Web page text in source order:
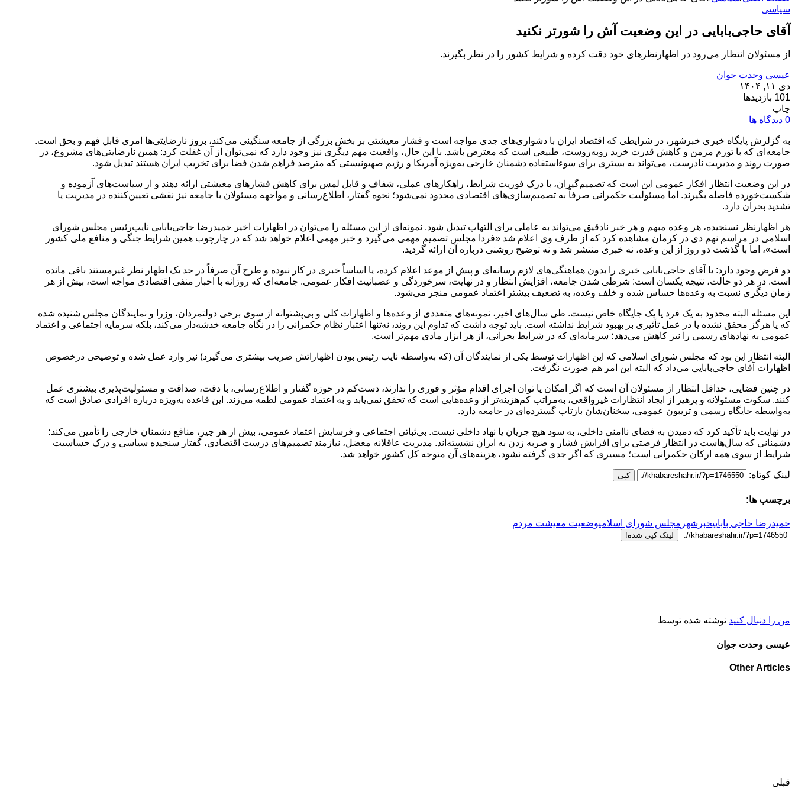
سیاسی
آقای حاجی‌بابایی در این وضعیت آش را شورتر نکنید
از مسئولان انتظار می‌رود در اظهارنظرهای خود دقت کرده و شرایط کشور را در نظر بگیرند.
عیسی وحدت جوان
دی ۱۱, ۱۴۰۴
101 بازدیدها
چاپ
0 دیدگاه ها
به گزلرش پایگاه خبری خبرشهر، در شرایطی که اقتصاد ایران با دشواری‌های جدی مواجه است و فشار معیشتی بر بخش بزرگی از جامعه سنگینی می‌کند، بروز نارضایتی‌ها امری قابل فهم و بحق است.
جامعه‌ای که با تورم مزمن و کاهش قدرت خرید روبه‌روست، طبیعی است که معترض باشد. با این حال، واقعیت مهم‌ دیگری نیز وجود دارد که نمی‌توان از آن غفلت کرد: همین نارضایتی‌های مشروع، در
صورت روند و مدیریت نادرست، می‌تواند به بستری برای سوءاستفاده دشمنان خارجی به‌ویژه آمریکا و رژیم صهیونیستی که مترصد فراهم شدن فضا برای تخریب ایران هستند تبدیل شود.
در این وضعیت انتظار افکار عمومی این است که تصمیم‌گیران، با درک فوریت شرایط، راهکارهای عملی، شفاف و قابل لمس برای کاهش فشارهای معیشتی ارائه دهند و از سیاست‌های آزموده و
شکست‌خورده فاصله بگیرند. اما مسئولیت حکمرانی صرفاً به تصمیم‌سازی‌های اقتصادی محدود نمی‌شود؛ نحوه گفتار، اطلاع‌رسانی و مواجهه مسئولان با جامعه نیز نقشی تعیین‌کننده در مدیریت یا
تشدید بحران دارد.
هر اظهارنظر نسنجیده، هر وعده مبهم و هر خبر نادقیق می‌تواند به عاملی برای التهاب تبدیل شود. نمونه‌ای از این مسئله را می‌توان در اظهارات اخیر حمیدرضا حاجی‌بابایی نایب‌رئیس مجلس شورای
اسلامی در مراسم نهم دی در کرمان مشاهده کرد که از طرف وی اعلام شد «فردا مجلس تصمیم مهمی می‌گیرد و خبر مهمی اعلام خواهد شد که در چارچوب همین شرایط جنگی و منافع ملی کشور
است»، اما با گذشت دو روز از این وعده، نه خبری منتشر شد و نه توضیح روشنی درباره آن ارائه گردید.
دو فرض وجود دارد: یا آقای حاجی‌بابایی خبری را بدون هماهنگی‌های لازم رسانه‌ای و پیش از موعد اعلام کرده، یا اساساً خبری در کار نبوده و طرح آن صرفاً در حد یک اظهار نظر غیرمستند باقی مانده
است. در هر دو حالت، نتیجه یکسان است: شرطی شدن جامعه، افزایش انتظار و در نهایت، سرخوردگی و عصبانیت افکار عمومی. جامعه‌ای که روزانه با اخبار منفی اقتصادی مواجه است، بیش از هر
زمان دیگری نسبت به وعده‌ها حساس شده و خلف وعده، به تضعیف بیشتر اعتماد عمومی منجر می‌شود.
این مسئله البته محدود به یک فرد یا یک جایگاه خاص نیست. طی سال‌های اخیر، نمونه‌های متعددی از وعده‌ها و اظهارات کلی و بی‌پشتوانه از سوی برخی دولتمردان، وزرا و نمایندگان مجلس شنیده شده
که یا هرگز محقق نشده یا در عمل تأثیری بر بهبود شرایط نداشته است. باید توجه داشت که تداوم این روند، نه‌تنها اعتبار نظام حکمرانی را در نگاه جامعه خدشه‌دار می‌کند، بلکه سرمایه اجتماعی و اعتماد
عمومی به نهادهای رسمی را نیز کاهش می‌دهد؛ سرمایه‌ای که در شرایط بحرانی، از هر ابزار مادی مهم‌تر است.
البته انتظار این بود که مجلس شورای اسلامی که این اظهارات توسط یکی از نمایندگان آن (که به‌واسطه نایب رئیس بودن اظهاراتش ضریب بیشتری می‌گیرد) نیز وارد عمل شده و توضیحی درخصوص
اظهارات آقای حاجی‌بابایی می‌داد که البته این امر هم صورت نگرفت.
در چنین فضایی، حداقل انتظار از مسئولان آن است که اگر امکان یا توان اجرای اقدام مؤثر و فوری را ندارند، دست‌کم در حوزه گفتار و اطلاع‌رسانی، با دقت، صداقت و مسئولیت‌پذیری بیشتری عمل
کنند. سکوت مسئولانه و پرهیز از ایجاد انتظارات غیرواقعی، به‌مراتب کم‌هزینه‌تر از وعده‌هایی است که تحقق نمی‌یابد و به اعتماد عمومی لطمه می‌زند. این قاعده به‌ویژه درباره افرادی صادق است که
به‌واسطه جایگاه رسمی و تریبون عمومی، سخنان‌شان بازتاب گسترده‌ای در جامعه دارد.
در نهایت باید تأکید کرد که دمیدن به فضای ناامنی داخلی، به سود هیچ جریان یا نهاد داخلی نیست. بی‌ثباتی اجتماعی و فرسایش اعتماد عمومی، بیش از هر چیز، منافع دشمنان خارجی را تأمین می‌کند؛
دشمنانی که سال‌هاست در انتظار فرصتی برای افزایش فشار و ضربه زدن به ایران نشسته‌اند. مدیریت عاقلانه معضل، نیازمند تصمیم‌های درست اقتصادی، گفتار سنجیده سیاسی و درک حساسیت
شرایط از سوی همه ارکان حکمرانی است؛ مسیری که اگر جدی گرفته نشود، هزینه‌های آن متوجه کل کشور خواهد شد.
لینک کوتاه: کپی
برچسب ها:
حمیدرضا حاجی باباییخبرشهر مجلس شورای اسلامیوضعیت معیشت مردم
لینک کپی شده!
من را دنبال کنید نوشته شده توسط
عیسی وحدت جوان
Other Articles
قبلی